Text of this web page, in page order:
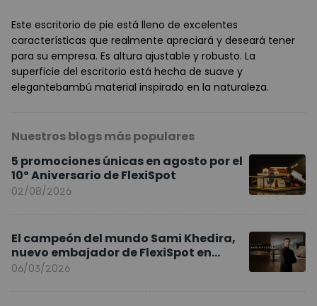
Este escritorio de pie está lleno de excelentes
características que realmente apreciará y deseará tener
para su empresa. Es altura ajustable y robusto. La
superficie del escritorio está hecha de suave y
elegantebambú material inspirado en la naturaleza.
Nuestros blogs más populares
5 promociones únicas en agosto por el
10º Aniversario de FlexiSpot
02/08/2026
El campeón del mundo Sami Khedira,
nuevo embajador de FlexiSpot en
Europa
06/03/2026